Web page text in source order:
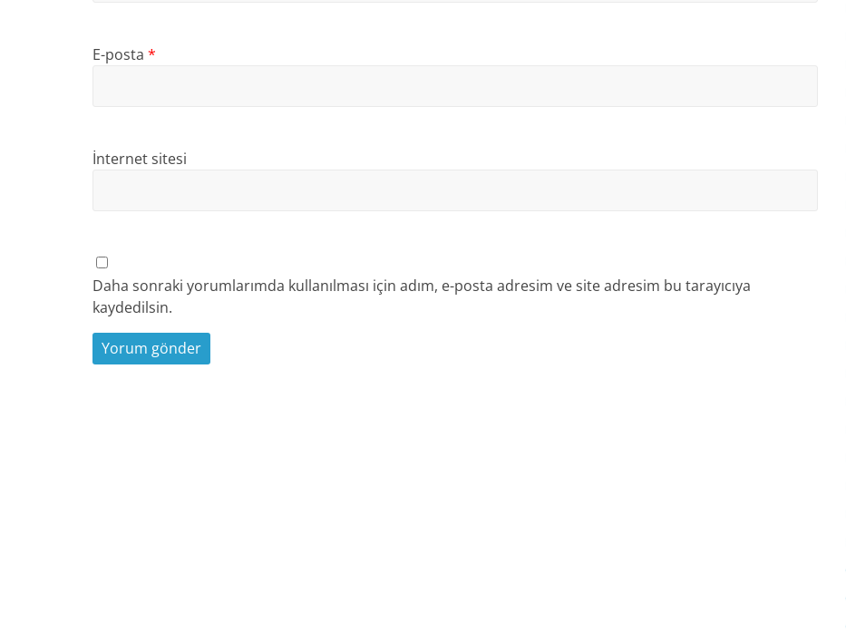
E-posta *
İnternet sitesi
Daha sonraki yorumlarımda kullanılması için adım, e-posta adresim ve site adresim bu tarayıcıya
kaydedilsin.